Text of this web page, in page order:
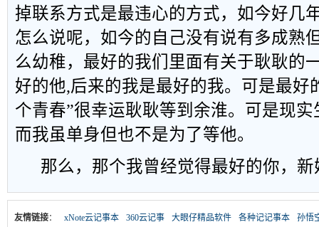
掉联系方式是最违心的方式，如今好几
怎么说呢，如今的自己没有说有多成熟
么幼稚，最好的我们里面有关于耿耿的
好的他,后来的我是最好的我。可是最好
个青春”很幸运耿耿等到余淮。可是现
而我虽单身但也不是为了等他。
那么，那个我曾经觉得最好的你，新
友情链接： xNote云记事本 360云记事 大眼仔精品软件 各种记记事本 孙悟